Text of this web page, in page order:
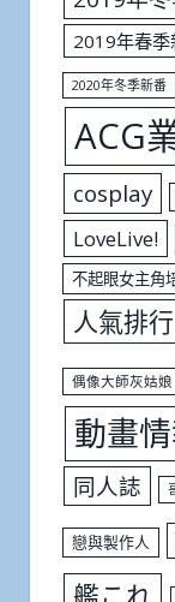
2019年春季
2020年冬季新番
ACG
cosplay
LoveLive!
不起眼女主角
人氣排行
偶像大師灰姑娘
動畫
同人誌
戀與製作人